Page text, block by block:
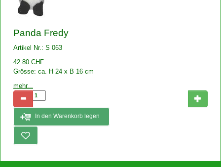
Panda Fredy
Artikel Nr.: S 063
42.80 CHF
Grösse: ca. H 24 x B 16 cm
mehr...
In den Warenkorb legen